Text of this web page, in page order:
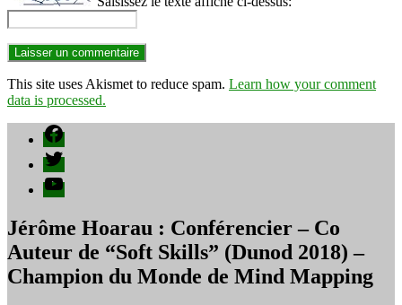
This site uses Akismet to reduce spam. Learn how your comment
data is processed.
Facebook
Twitter
YouTube
Jérôme Hoarau : Conférencier – Co
Auteur de “Soft Skills” (Dunod 2018) –
Champion du Monde de Mind Mapping